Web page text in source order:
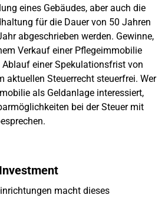
eines Gebäudes, aber auch die
für die Dauer von 50 Jahren
abgeschrieben werden. Gewinne,
Verkauf einer Pflegeimmobilie
einer Spekulationsfrist von
aktuellen Steuerrecht steuerfrei. Wer
als Geldanlage interessiert,
bei der Steuer mit
macht dieses